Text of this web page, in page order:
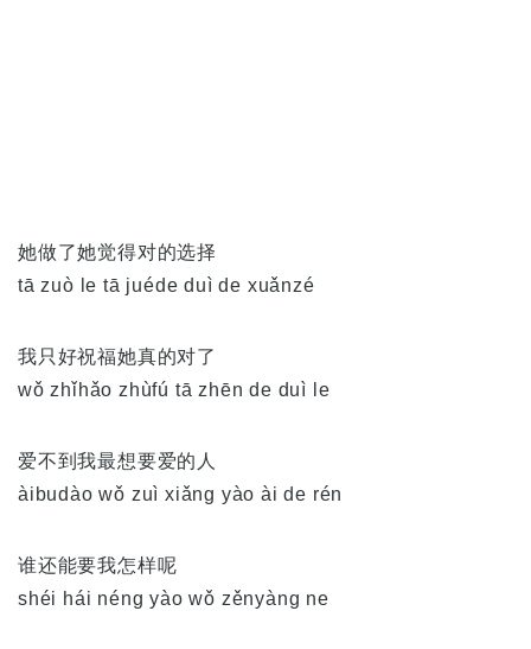
她做了她觉得对的选择
tā zuò le tā juéde duì de xuǎnzé
我只好祝福她真的对了
wǒ zhǐhǎo zhùfú tā zhēn de duì le
爱不到我最想要爱的人
àibudào wǒ zuì xiǎng yào ài de rén
谁还能要我怎样呢
shéi hái néng yào wǒ zěnyàng ne